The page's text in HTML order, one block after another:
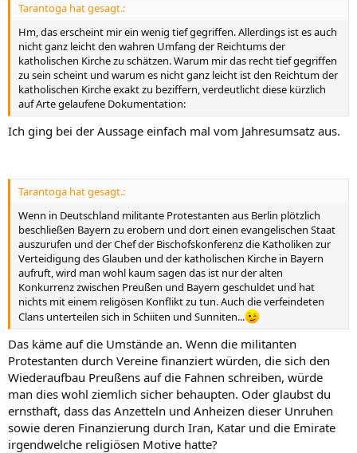
Tarantoga hat gesagt.:
Hm, das erscheint mir ein wenig tief gegriffen. Allerdings ist es auch
nicht ganz leicht den wahren Umfang der Reichtums der
katholischen Kirche zu schätzen. Warum mir das recht tief gegriffen
zu sein scheint und warum es nicht ganz leicht ist den Reichtum der
katholischen Kirche exakt zu beziffern, verdeutlicht diese kürzlich
auf Arte gelaufene Dokumentation:
Ich ging bei der Aussage einfach mal vom Jahresumsatz aus.
Tarantoga hat gesagt.:
Wenn in Deutschland militante Protestanten aus Berlin plötzlich
beschließen Bayern zu erobern und dort einen evangelischen Staat
auszurufen und der Chef der Bischofskonferenz die Katholiken zur
Verteidigung des Glauben und der katholischen Kirche in Bayern
aufruft, wird man wohl kaum sagen das ist nur der alten
Konkurrenz zwischen Preußen und Bayern geschuldet und hat
nichts mit einem religösen Konflikt zu tun. Auch die verfeindeten
Clans unterteilen sich in Schiiten und Sunniten...
Das käme auf die Umstände an. Wenn die militanten
Protestanten durch Vereine finanziert würden, die sich den
Wiederaufbau Preußens auf die Fahnen schreiben, würde
man dies wohl ziemlich sicher behaupten. Oder glaubst du
ernsthaft, dass das Anzetteln und Anheizen dieser Unruhen
sowie deren Finanzierung durch Iran, Katar und die Emirate
irgendwelche religiösen Motive hatte?